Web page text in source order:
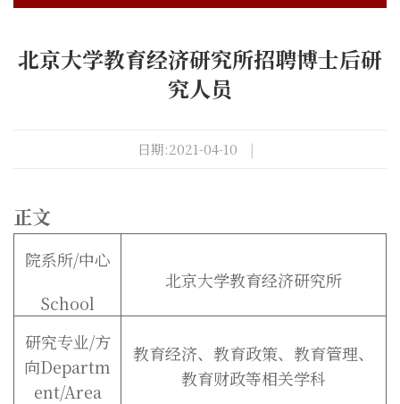
北京大学教育经济研究所招聘博士后研
究人员
日期:2021-04-10 |
正文
院系所/中心
School
北京大学教育经济研究所
研究专业/方
向Departm
ent/Area
教育经济、教育政策、教育管理、
教育财政等相关学科